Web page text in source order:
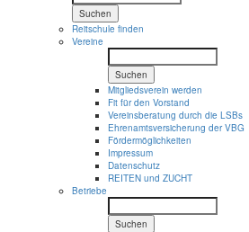
Suchen
Reitschule finden
Vereine
Suchen
Mitgliedsverein werden
Fit für den Vorstand
Vereinsberatung durch die LSBs
Ehrenamtsversicherung der VBG
Fördermöglichkeiten
Impressum
Datenschutz
REITEN und ZUCHT
Betriebe
Suchen